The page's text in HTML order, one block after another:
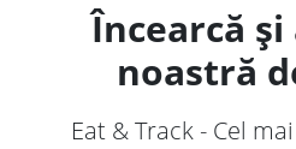
Încearcă
noastră
Eat & Track - Cel